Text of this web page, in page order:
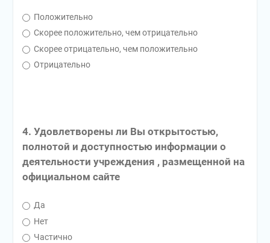
Положительно
Скорее положительно, чем отрицательно
Скорее отрицательно, чем положительно
Отрицательно
4. Удовлетворены ли Вы открытостью,
полнотой и доступностью информации о
деятельности учреждения , размещенной на
официальном сайте
Да
Нет
Частично